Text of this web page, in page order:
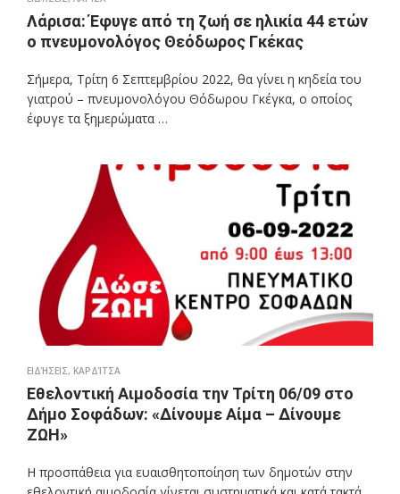
Λάρισα: Έφυγε από τη ζωή σε ηλικία 44 ετών
ο πνευμονολόγος Θεόδωρος Γκέκας
Σήμερα, Τρίτη 6 Σεπτεμβρίου 2022, θα γίνει η κηδεία του
γιατρού – πνευμονολόγου Θόδωρου Γκέγκα, ο οποίος
έφυγε τα ξημερώματα …
ΕΙΔΉΣΕΙΣ, ΚΑΡΔΊΤΣΑ
Εθελοντική Αιμοδοσία την Τρίτη 06/09 στο
Δήμο Σοφάδων: «Δίνουμε Αίμα – Δίνουμε
ΖΩΗ»
Η προσπάθεια για ευαισθητοποίηση των δημοτών στην